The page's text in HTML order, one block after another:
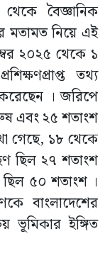
বৈজ্ঞানিক
মতামত নিয়ে এই
২০২৫ থেকে ১
তথ্য
করেছেন । জরিপে
এবং ২৫ শতাংশ
গেছে, ১৮ থেকে
ছিল ২৭ শতাংশ
৫০ শতাংশ ।
বাংলাদেশের
ভূমিকার ইঙ্গিত